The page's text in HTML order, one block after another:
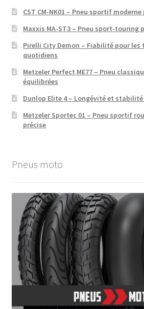
CST CM-NK01 – Pneu sportif
Maxxis MA-ST3 – Pneu sport-touring
Pirelli City Demon – Fiabilité pour
quotidiens
Metzeler Perfect ME77 – Pneu
équilibrées
Dunlop Elite 4 – Longévité et
Metzeler Sportec 01 – Pneu sportif
précise
Pneus moto